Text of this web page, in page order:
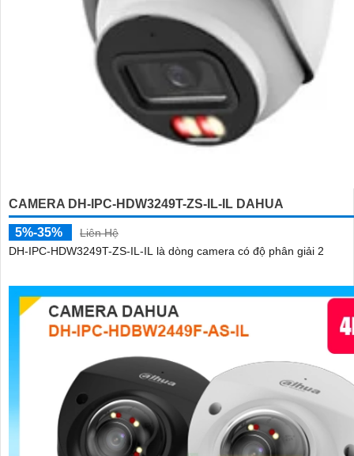
CAMERA DH-IPC-HDW3249T-ZS-IL-IL DAHUA
5%-35%
Liên Hệ
DH-IPC-HDW3249T-ZS-IL-IL là dòng camera có độ phân giải 2